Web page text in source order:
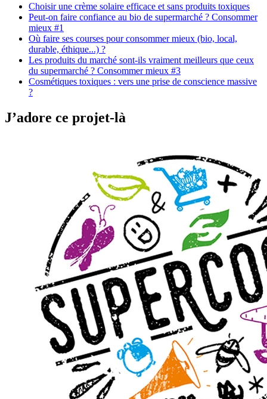
Choisir une crème solaire efficace et sans produits toxiques
Peut-on faire confiance au bio de supermarché ? Consommer
mieux #1
Où faire ses courses pour consommer mieux (bio, local,
durable, éthique...) ?
Les produits du marché sont-ils vraiment meilleurs que ceux
du supermarché ? Consommer mieux #3
Cosmétiques toxiques : vers une prise de conscience massive
?
J’adore ce projet-là